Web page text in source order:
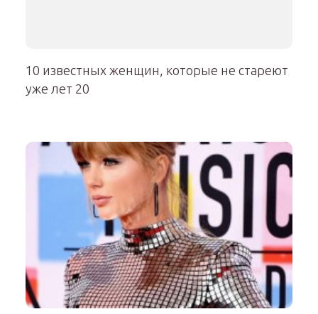
10 известных женщин, которые не стареют
уже лет 20